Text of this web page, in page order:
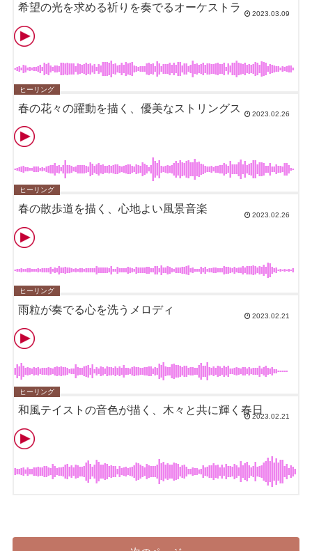
希望の光を求める祈りを奏でるオーケストラ
2023.03.09
春の花々の躍動を描く、優美なストリングス
2023.02.26
ヒーリング
春の散歩道を描く、心地よい風景音楽
2023.02.26
ヒーリング
雨粒が奏でる心を洗うメロディ
2023.02.21
ヒーリング
和風テイストの音色が描く、木々と共に輝く春日
2023.02.21
ヒーリング